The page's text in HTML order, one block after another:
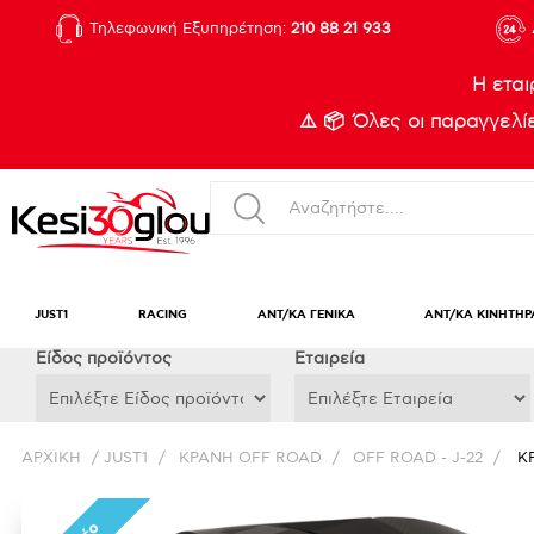
Τηλεφωνική Εξυπηρέτηση: 210 88 21 933
Η
⚠️ 📦 Όλες οι
JUST1 RACING ΑΝΤ/ΚΑ ΓΕΝΙΚΑ ΑΝΤ/ΚΑ
Eίδος προϊόντος Εταιρεία
ΑΡΧΙΚΉ / JUST1 / ΚΡΑΝΗ OFF ROAD / OFF ROAD - J-22 /